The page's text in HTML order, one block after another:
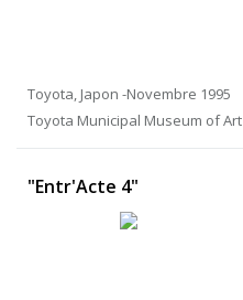
Toyota, Japon -Novembre 1995
Toyota Municipal Museum of Art
"Entr'Acte 4"